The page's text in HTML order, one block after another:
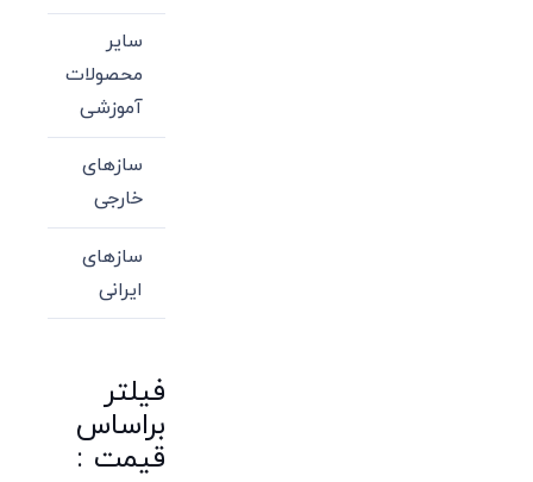
سایر
محصولات
آموزشی
سازهای
خارجی
سازهای
ایرانی
فیلتر
براساس
قیمت :